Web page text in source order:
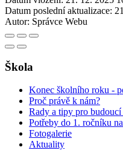
Datum poslední aktualizace:
Autor: Správce Webu
Škola
Konec školního roku -
Proč právě k nám?
Rady a tipy pro
Potřeby do 1. ročníku
Fotogalerie
Aktuality